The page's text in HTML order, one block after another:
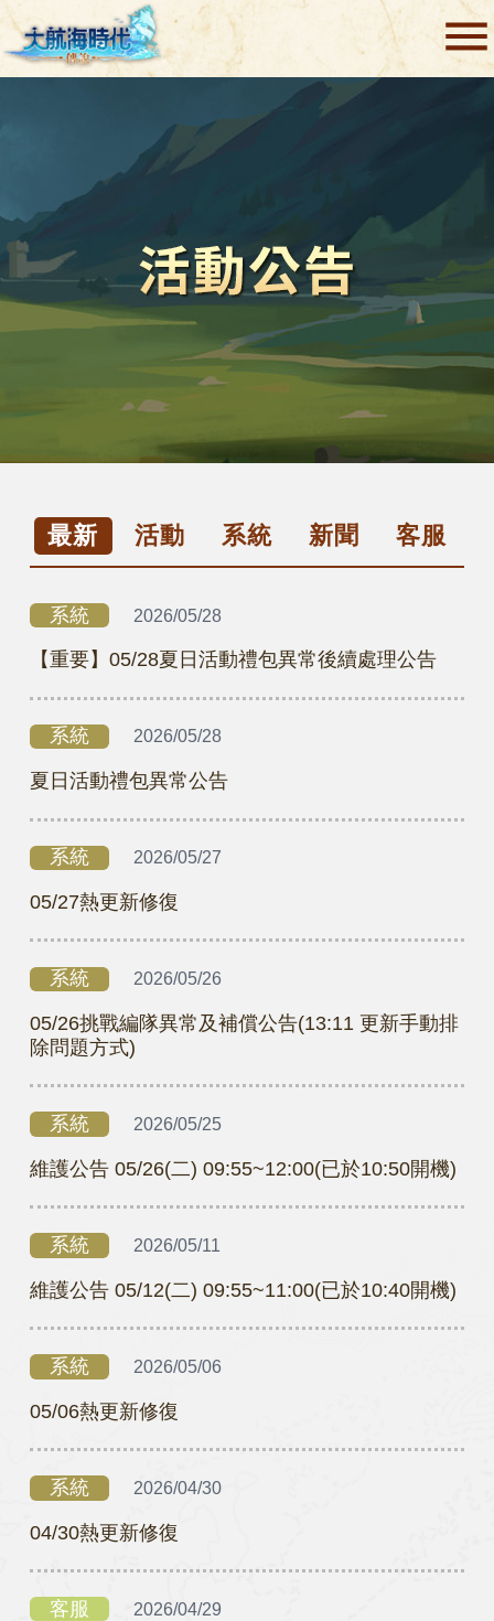
最新 活動 系統 新聞 客服
系統 2026/05/28
【重要】05/28夏日活動禮包異常後續處理公告
系統 2026/05/28
夏日活動禮包異常公告
系統 2026/05/27
05/27熱更新修復
系統 2026/05/26
05/26挑戰編隊異常及補償公告(13:11 更新手動排
除問題方式)
系統 2026/05/25
維護公告 05/26(二) 09:55~12:00(已於10:50開機)
系統 2026/05/11
維護公告 05/12(二) 09:55~11:00(已於10:40開機)
系統 2026/05/06
05/06熱更新修復
系統 2026/04/30
04/30熱更新修復
客服 2026/04/29